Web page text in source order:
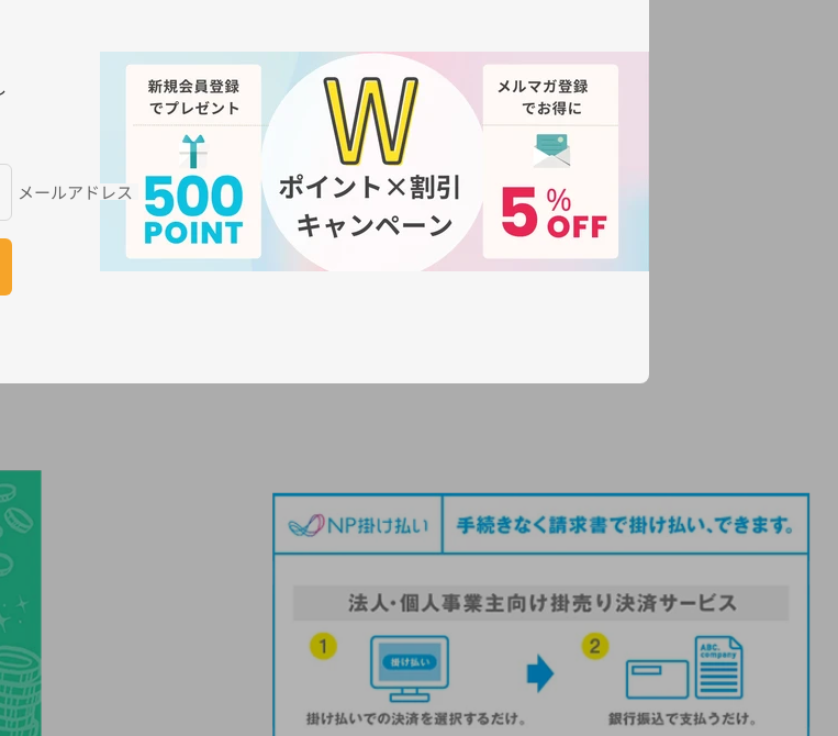
メールアドレス
たしますが、何卒ご注意くださいますようお願い申し上げま
次の記事へ
に